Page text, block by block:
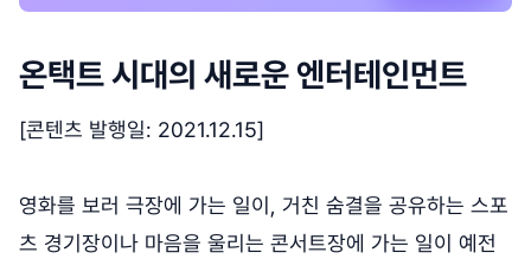
온택트 시대의 새로운 엔터테인먼트
[콘텐츠 발행일: 2021.12.15]
영화를 보러 극장에 가는 일이, 거친 숨결을 공유하는 스포
츠 경기장이나 마음을 울리는 콘서트장에 가는 일이 예전